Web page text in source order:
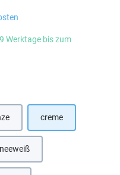
Werktage bis zum
Option ist zurzeit nicht
creme
nicht verfügbar.)
(Diese Option ist zurzeit nicht